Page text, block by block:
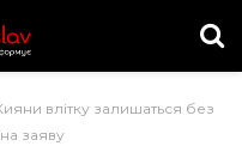
влітку залишаться без
заяву